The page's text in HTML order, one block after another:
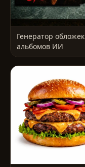
Генератор обложек
альбомов ИИ